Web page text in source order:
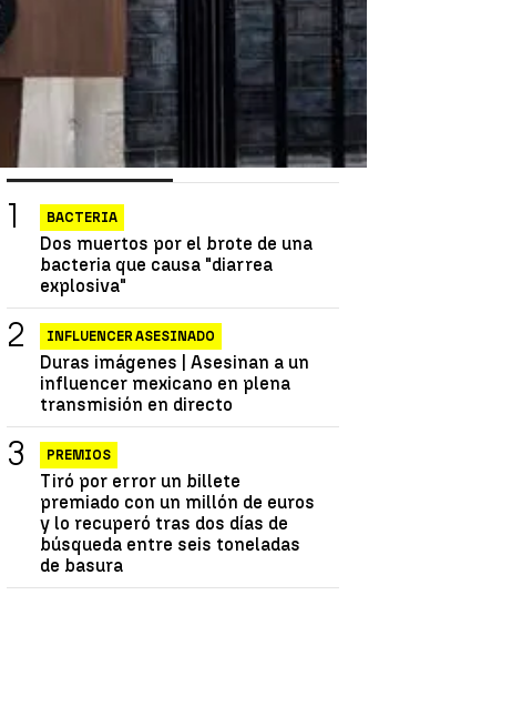
Las más vistas Lo último
BACTERIA
Dos muertos por el brote de una
bacteria que causa "diarrea
explosiva"
INFLUENCER ASESINADO
Duras imágenes | Asesinan a un
influencer mexicano en plena
transmisión en directo
PREMIOS
Tiró por error un billete
premiado con un millón de euros
y lo recuperó tras dos días de
búsqueda entre seis toneladas
de basura